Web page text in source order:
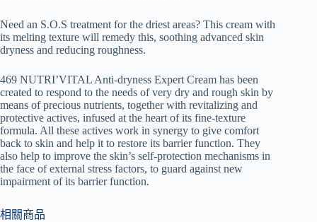
Need an S.O.S treatment for the driest areas? This cream with
its melting texture will remedy this, soothing advanced skin
dryness and reducing roughness.
469 NUTRI’VITAL Anti-dryness Expert Cream has been
created to respond to the needs of very dry and rough skin by
means of precious nutrients, together with revitalizing and
protective actives, infused at the heart of its fine-texture
formula. All these actives work in synergy to give comfort
back to skin and help it to restore its barrier function. They
also help to improve the skin’s self-protection mechanisms in
the face of external stress factors, to guard against new
impairment of its barrier function.
相關商品